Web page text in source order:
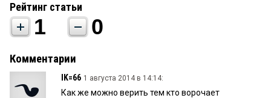
Рейтинг статьи
1 0
Комментарии
IK=66 1 августа 2014 в 14:14:
Как же можно верить тем кто ворочает